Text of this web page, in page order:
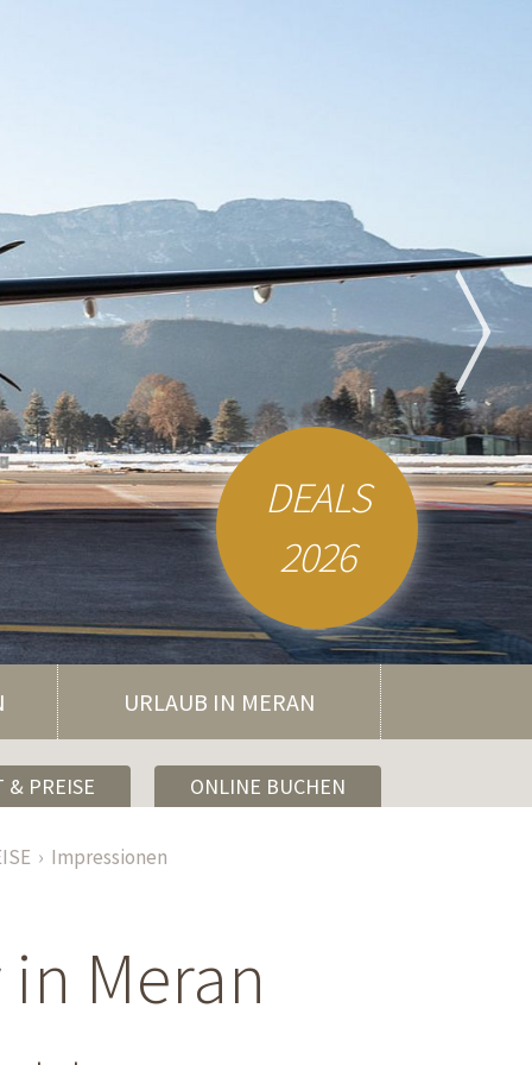
DEALS
2026
URLAUB IN MERAN
ONLINE BUCHEN
& PREISE
Impressionen
Meran